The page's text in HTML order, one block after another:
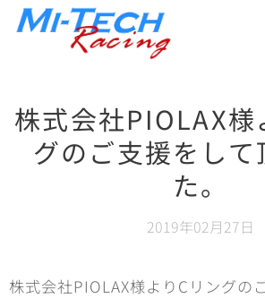
株式会社PIOLAX様
グのご支援をして
た。
2019年02月27日
株式会社PIOLAX様よりCリングの